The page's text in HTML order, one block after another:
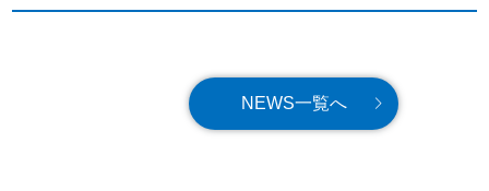
NEWS一覧へ